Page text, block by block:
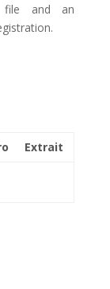
file and an
Extrait